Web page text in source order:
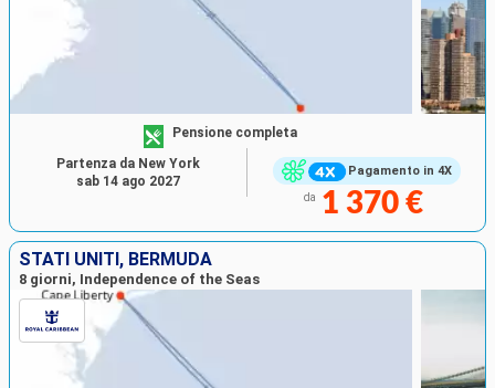
Pagamento in 4X
Pensione completa
da 1 370 €
Partenza da New York
sab 14 ago 2027
STATI UNITI, BERMUDA
8 giorni, Independence of the Seas